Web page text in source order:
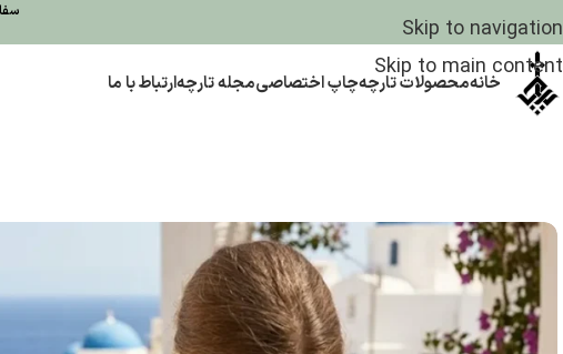
Skip to navigation
Skip to main content
خانهمحصولات تارچهچاپ اختصاصیمجله تارچهارتباط با ما